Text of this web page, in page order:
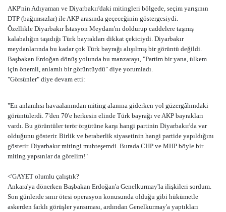
AKP'nin Adıyaman ve Diyarbakır'daki mitingleri bölgede, seçim yarışının
DTP (bağımsızlar) ile AKP arasında geçeceğinin göstergesiydi.
Özellikle Diyarbakır İstasyon Meydanı'nı doldurup caddelere taşmış
kalabalığın taşıdığı Türk bayrakları dikkat çekiciydi. Diyarbakır
meydanlarında bu kadar çok Türk bayrağı alışılmış bir görüntü değildi.
Başbakan Erdoğan dönüş yolunda bu manzarayı, "Partim bir yana, ülkem
için önemli, anlamlı bir görüntüydü" diye yorumladı.
"Görsünler" diye devam etti:
"En anlamlısı havaalanından miting alanına giderken yol güzergâhındaki
görüntülerdi. 7'den 70'e herkesin elinde Türk bayrağı ve AKP bayrakları
vardı. Bu görüntüler terör örgütüne karşı hangi partinin Diyarbakır'da var
olduğunu gösterir. Birlik ve beraberlik siyasetinin hangi partide yapıldığını
gösterir. Diyarbakır mitingi muhteşemdi. Burada CHP ve MHP böyle bir
miting yapsınlar da görelim!"
<'GAYET olumlu çalıştık?
Ankara'ya dönerken Başbakan Erdoğan'a Genelkurmay'la ilişkileri sordum.
Son günlerde sınır ötesi operasyon konusunda olduğu gibi hükümetle
askerden farklı görüşler yansıması, ardından Genelkurmay'a yaptıkları